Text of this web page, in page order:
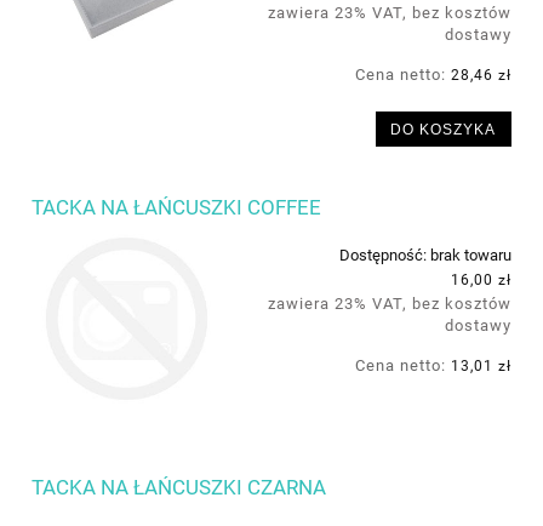
zawiera 23% VAT, bez kosztów
dostawy
Cena netto: 28,46 zł
DO KOSZYKA
TACKA NA ŁAŃCUSZKI COFFEE
Dostępność: brak towaru
16,00 zł
zawiera 23% VAT, bez kosztów
dostawy
Cena netto: 13,01 zł
TACKA NA ŁAŃCUSZKI CZARNA